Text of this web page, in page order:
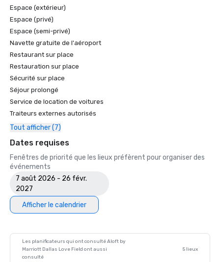
Espace (extérieur)
Espace (privé)
Espace (semi-privé)
Navette gratuite de l'aéroport
Restaurant sur place
Restauration sur place
Sécurité sur place
Séjour prolongé
Service de location de voitures
Traiteurs externes autorisés
Tout afficher (7)
Dates requises
Fenêtres de priorité que les lieux préfèrent pour organiser des
événements
7 août 2026 - 26 févr.
2027
Afficher le calendrier
Les planificateurs qui ont consulté Aloft by
Marriott Dallas Love Field ont aussi
consulté
5 lieux